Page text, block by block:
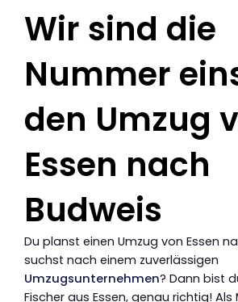
Wir sind die
Nummer
den Umzug
Essen nach
Budweis
Du planst einen Umzug von Essen
suchst nach einem zuverlässigen
Umzugsunternehmen? Dann bist
Fischer aus Essen, genau richtig! Als